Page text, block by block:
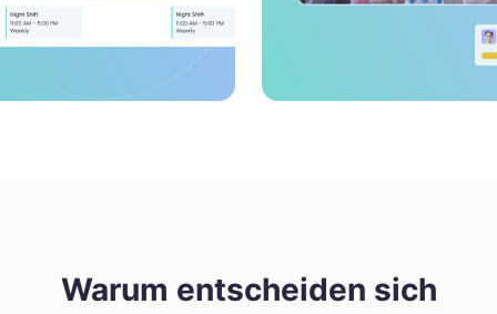
Warum entscheiden sich